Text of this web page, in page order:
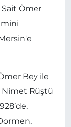
Sait Ömer
Bey ile
Nimet Rüştü